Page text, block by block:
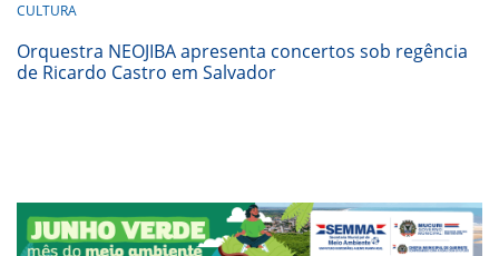
CULTURA
Orquestra NEOJIBA apresenta concertos sob regência
de Ricardo Castro em Salvador